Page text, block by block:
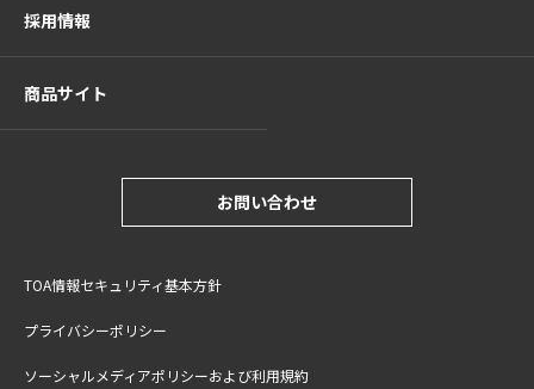
採用情報
商品サイト
お問い合わせ
TOA情報セキュリティ基本方針
プライバシーポリシー
ソーシャルメディアポリシーおよび利用規約